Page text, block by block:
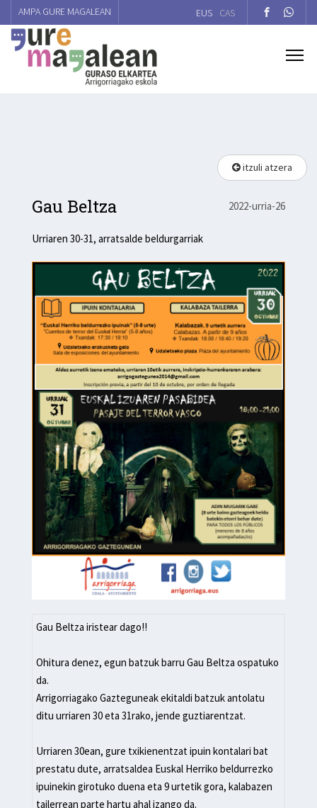
AMPA GURE MAGALEAN EUS CAS
itzuli atzera
2022-urria-26
Gau Beltza
Urriaren 30-31, arratsalde beldurgarriak